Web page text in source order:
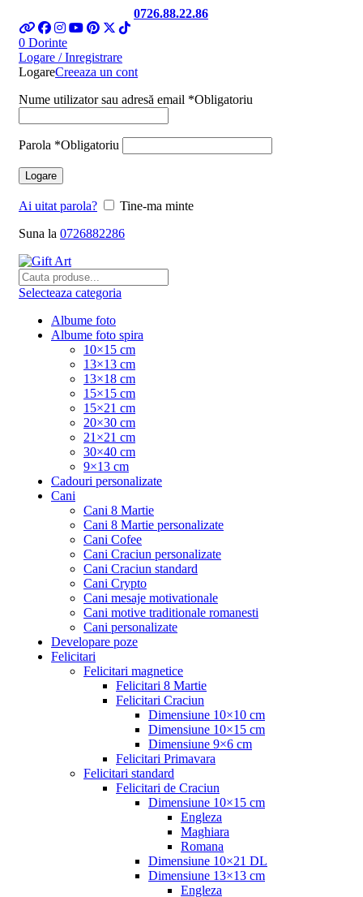
0726.88.22.86
0 Dorinte
Logare / Inregistrare
LogareCreeaza un cont
Nume utilizator sau adresă email *Obligatoriu
Parola *Obligatoriu
Logare
Ai uitat parola?
Tine-ma minte
Suna la 0726882286
Selecteaza categoria
Albume foto
Albume foto spira
10×15 cm
13×13 cm
13×18 cm
15×15 cm
15×21 cm
20×30 cm
21×21 cm
30×40 cm
9×13 cm
Cadouri personalizate
Cani
Cani 8 Martie
Cani 8 Martie personalizate
Cani Cofee
Cani Craciun personalizate
Cani Craciun standard
Cani Crypto
Cani mesaje motivationale
Cani motive traditionale romanesti
Cani personalizate
Developare poze
Felicitari
Felicitari magnetice
Felicitari 8 Martie
Felicitari Craciun
Dimensiune 10×10 cm
Dimensiune 10×15 cm
Dimensiune 9×6 cm
Felicitari Primavara
Felicitari standard
Felicitari de Craciun
Dimensiune 10×15 cm
Engleza
Maghiara
Romana
Dimensiune 10×21 DL
Dimensiune 13×13 cm
Engleza